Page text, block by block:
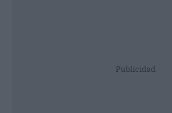
Publicidad